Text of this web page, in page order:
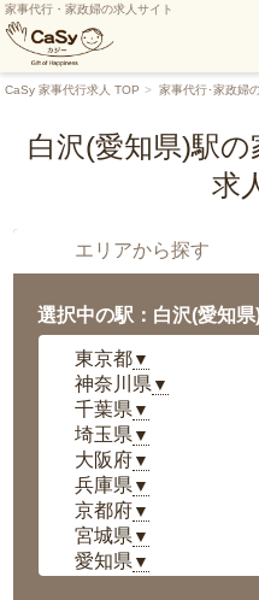
家事代行・家政婦の求人サイト
CaSy 家事代行求人 TOP 家事代行･家政婦
白沢(愛知県)駅
求
エリアから探す
選択中の駅：白沢(愛知県
東京都▼
神奈川県 ▼
千葉県 ▼
埼玉県 ▼
大阪府▼
兵庫県 ▼
京都府▼
宮城県 ▼
愛知県 ▼